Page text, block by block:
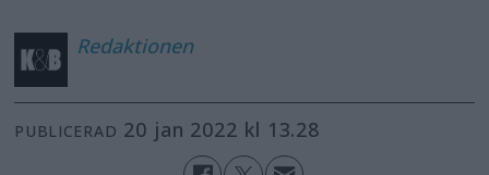
Redaktionen
PUBLICERAD 20 jan 2022 kl 13.28